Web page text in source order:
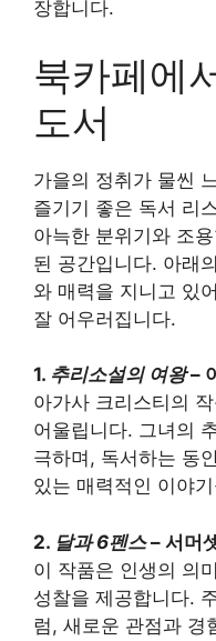
장합니다.
북카페에
도서
가을의 정취가 물씬
즐기기 좋은 독서 리
아늑한 분위기와 조
된 공간입니다. 아래
와 매력을 지니고 있
잘 어우러집니다.
1. 추리소설의 여왕–
아가사 크리스티의
어울립니다. 그녀의
극하며, 독서하는 동
있는 매력적인 이야
2. 달과 6펜스– 서머
이 작품은 인생의 의
성찰을 제공합니다.
럼, 새로운 관점과 경